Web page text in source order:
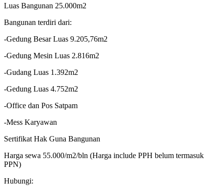
Luas Bangunan 25.000m2
Bangunan terdiri dari:
-Gedung Besar Luas 9.205,76m2
-Gedung Mesin Luas 2.816m2
-Gudang Luas 1.392m2
-Gedung Luas 4.752m2
-Office dan Pos Satpam
-Mess Karyawan
Sertifikat Hak Guna Bangunan
Harga sewa 55.000/m2/bln (Harga include PPH belum termasuk
PPN)
Hubungi: